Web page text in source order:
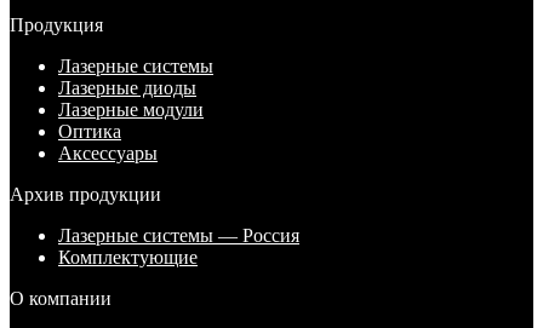
Продукция
Лазерные системы
Лазерные диоды
Лазерные модули
Оптика
Аксессуары
Архив продукции
Лазерные системы — Россия
Комплектующие
О компании